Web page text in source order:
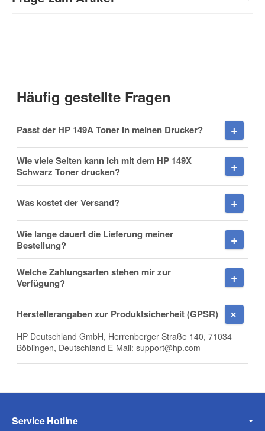
Nachname
Firma
E-Mail
Häufig gestellte Fragen
Passt der HP 149A Toner in meinen Drucker?
Wie viele Seiten kann ich mit dem HP 149X
Schwarz Toner drucken?
Was kostet der Versand?
Wie lange dauert die Lieferung meiner
Bestellung?
Welche Zahlungsarten stehen mir zur
Verfügung?
Herstellerangaben zur Produktsicherheit (GPSR)
HP Deutschland GmbH, Herrenberger Straße 140, 71034
Böblingen, Deutschland E-Mail: support@hp.com
Service Hotline